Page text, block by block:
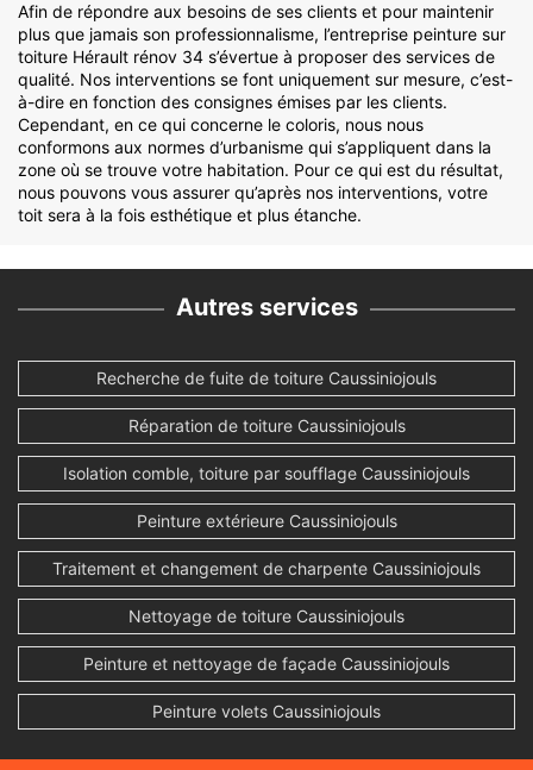
Afin de répondre aux besoins de ses clients et pour maintenir
plus que jamais son professionnalisme, l’entreprise peinture sur
toiture Hérault rénov 34 s’évertue à proposer des services de
qualité. Nos interventions se font uniquement sur mesure, c’est-
à-dire en fonction des consignes émises par les clients.
Cependant, en ce qui concerne le coloris, nous nous
conformons aux normes d’urbanisme qui s’appliquent dans la
zone où se trouve votre habitation. Pour ce qui est du résultat,
nous pouvons vous assurer qu’après nos interventions, votre
toit sera à la fois esthétique et plus étanche.
Autres services
Recherche de fuite de toiture Caussiniojouls
Réparation de toiture Caussiniojouls
Isolation comble, toiture par soufflage Caussiniojouls
Peinture extérieure Caussiniojouls
Traitement et changement de charpente Caussiniojouls
Nettoyage de toiture Caussiniojouls
Peinture et nettoyage de façade Caussiniojouls
Peinture volets Caussiniojouls